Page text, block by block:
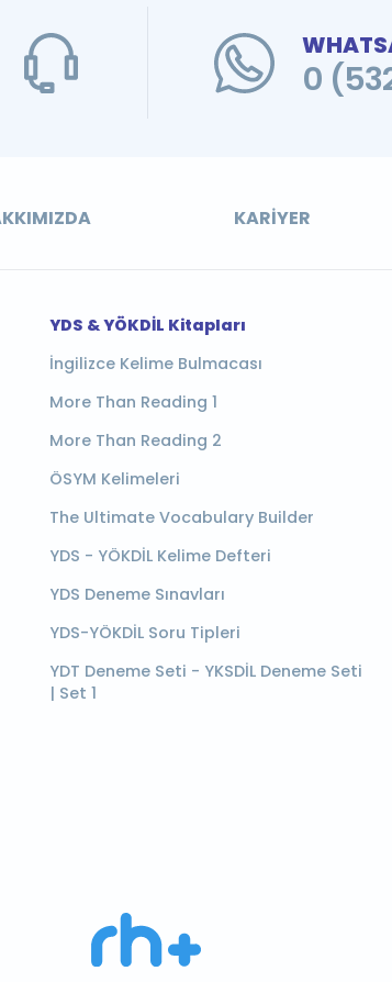
0
KARIYER
YDS & YÖKDİL Kitapları
İngilizce Kelime Bulmacası
More Than Reading 1
More Than Reading 2
ÖSYM Kelimeleri
The Ultimate Vocabulary Builder
YDS - YÖKDİL Kelime Defteri
YDS Deneme Sınavları
YDS-YÖKDİL Soru Tipleri
YDT Deneme Seti - YKSDİL Deneme Seti
| Set 1